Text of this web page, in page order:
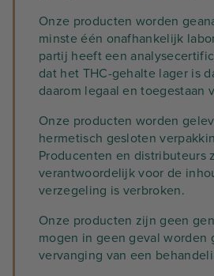
Onze producten worden
minste één onafhankelijk
partij heeft een
dat het THC-gehalte lager is
daarom legaal en toegestaan
Onze producten worden
hermetisch gesloten
Producenten en distributeurs
verantwoordelijk voor de
verzegeling is verbroken.
Onze producten zijn geen
mogen in geen geval worden
vervanging van een